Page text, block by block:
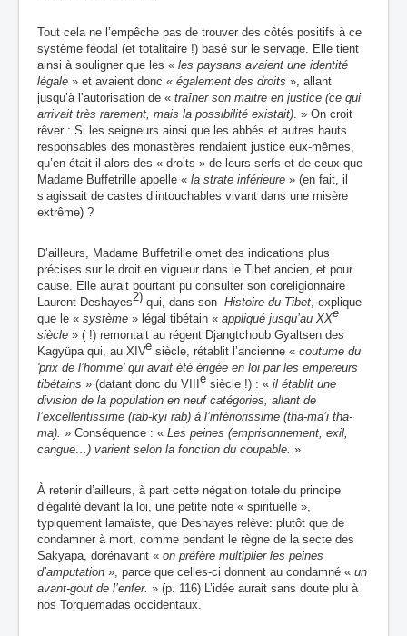
Tout cela ne l’empêche pas de trouver des côtés positifs à ce
système féodal (et totalitaire !) basé sur le servage. Elle tient
ainsi à souligner que les « les paysans avaient une identité
légale » et avaient donc « également des droits », allant
jusqu’à l’autorisation de « traîner son maitre en justice (ce qui
arrivait très rarement, mais la possibilité existait). » On croit
rêver : Si les seigneurs ainsi que les abbés et autres hauts
responsables des monastères rendaient justice eux-mêmes,
qu’en était-il alors des « droits » de leurs serfs et de ceux que
Madame Buffetrille appelle « la strate inférieure » (en fait, il
s’agissait de castes d’intouchables vivant dans une misère
extrême) ?
D’ailleurs, Madame Buffetrille omet des indications plus
précises sur le droit en vigueur dans le Tibet ancien, et pour
cause. Elle aurait pourtant pu consulter son coreligionnaire
Laurent Deshayes2) qui, dans son Histoire du Tibet, explique
que le « système » légal tibétain « appliqué jusqu’au XXe
siècle » ( !) remontait au régent Djangtchoub Gyaltsen des
Kagyüpa qui, au XIVe siècle, rétablit l’ancienne « coutume du
'prix de l’homme' qui avait été érigée en loi par les empereurs
tibétains » (datant donc du VIII e siècle !) : « il établit une
division de la population en neuf catégories, allant de
l’excellentissime (rab-kyi rab) à l’infériorissime (tha-ma’i tha-
ma). » Conséquence : « Les peines (emprisonnement, exil,
cangue…) varient selon la fonction du coupable. »
À retenir d’ailleurs, à part cette négation totale du principe
d’égalité devant la loi, une petite note « spirituelle »,
typiquement lamaïste, que Deshayes relève: plutôt que de
condamner à mort, comme pendant le règne de la secte des
Sakyapa, dorénavant « on préfère multiplier les peines
d’amputation », parce que celles-ci donnent au condamné « un
avant-gout de l’enfer. » (p. 116) L’idée aurait sans doute plu à
nos Torquemadas occidentaux.